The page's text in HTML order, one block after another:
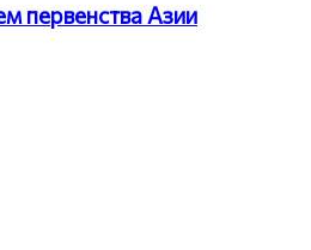
первенства Азии